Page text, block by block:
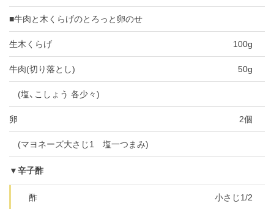
■牛肉と木くらげのとろっと卵のせ
生木くらげ 100g
牛肉(切り落とし) 50g
(塩、こしょう 各少々)
卵 2個
(マヨネーズ大さじ1 塩一つまみ)
▼辛子酢
酢 小さじ1/2